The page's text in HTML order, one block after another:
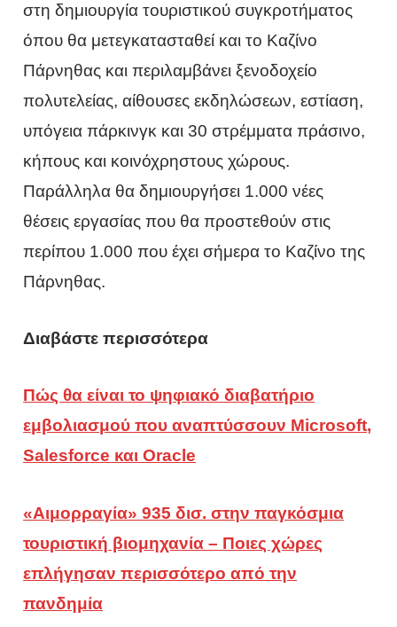
στη δημιουργία τουριστικού συγκροτήματος
όπου θα μετεγκατασταθεί και το Καζίνο
Πάρνηθας και περιλαμβάνει ξενοδοχείο
πολυτελείας, αίθουσες εκδηλώσεων, εστίαση,
υπόγεια πάρκινγκ και 30 στρέμματα πράσινο,
κήπους και κοινόχρηστους χώρους.
Παράλληλα θα δημιουργήσει 1.000 νέες
θέσεις εργασίας που θα προστεθούν στις
περίπου 1.000 που έχει σήμερα το Καζίνο της
Πάρνηθας.
Διαβάστε περισσότερα
Πώς θα είναι το ψηφιακό διαβατήριο
εμβολιασμού που αναπτύσσουν Microsoft,
Salesforce και Oracle
«Αιμορραγία» 935 δισ. στην παγκόσμια
τουριστική βιομηχανία – Ποιες χώρες
επλήγησαν περισσότερο από την
πανδημία